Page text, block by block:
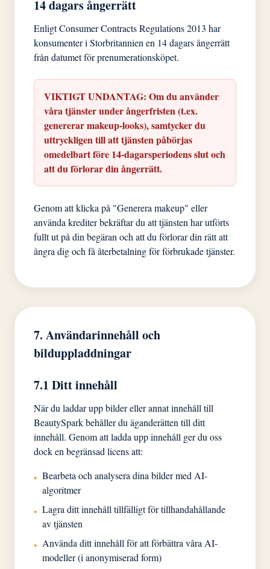
14 dagars ångerrätt
Enligt Consumer Contracts Regulations 2013 har
konsumenter i Storbritannien en 14 dagars ångerrätt
från datumet för prenumerationsköpet.
VIKTIGT UNDANTAG: Om du använder
våra tjänster under ångerfristen (t.ex.
genererar makeup-looks), samtycker du
uttryckligen till att tjänsten påbörjas
omedelbart före 14-dagarsperiodens slut och
att du förlorar din ångerrätt.
Genom att klicka på "Generera makeup" eller
använda krediter bekräftar du att tjänsten har utförts
fullt ut på din begäran och att du förlorar din rätt att
ångra dig och få återbetalning för förbrukade tjänster.
7. Användarinnehåll och
bilduppladdningar
7.1 Ditt innehåll
När du laddar upp bilder eller annat innehåll till
BeautySpark behåller du äganderätten till ditt
innehåll. Genom att ladda upp innehåll ger du oss
dock en begränsad licens att:
• Bearbeta och analysera dina bilder med AI-
algoritmer
• Lagra ditt innehåll tillfälligt för tillhandahållande
av tjänsten
• Använda ditt innehåll för att förbättra våra AI-
modeller (i anonymiserad form)